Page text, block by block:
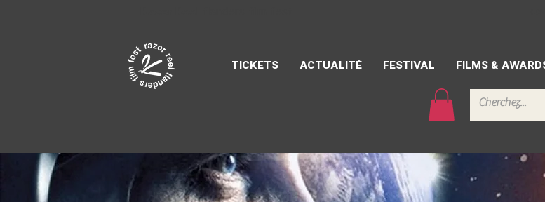
TICKETS ACTUALITÉ FESTIVAL FILMS &